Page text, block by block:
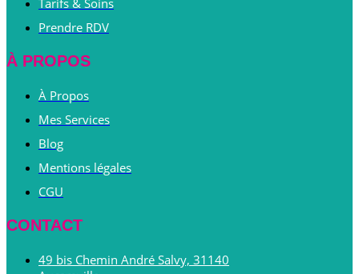
Prendre RDV
À PROPOS
À Propos
Mes Services
Blog
Mentions légales
CGU
CONTACT
49 bis Chemin André Salvy, 31140